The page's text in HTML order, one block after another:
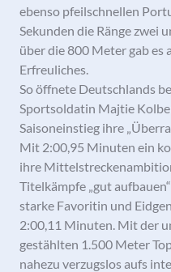
ebenso pfeilschnellen
Sekunden die Ränge zwei
über die 800 Meter gab
Erfreuliches.
So öffnete Deutschlands
Sportsoldatin Majtie
Saisoneinstieg ihre
Mit 2:00,95 Minuten ein
ihre
Titelkämpfe „gut
starke Favoritin und
2:00,11 Minuten. Mit der
gestählten 1.500 Meter
nahezu verzugslos aufs